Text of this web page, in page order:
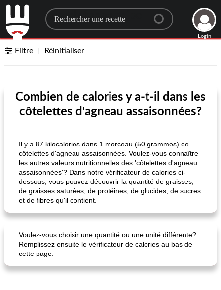
Search for a recipe
Login
Filtre Réinitialiser
Combien de calories y a-t-il dans les
côtelettes d'agneau assaisonnées?
Il y a 87 kilocalories dans 1 morceau (50 grammes) de
côtelettes d'agneau assaisonnées. Voulez-vous connaître
les autres valeurs nutritionnelles des 'côtelettes d'agneau
assaisonnées'? Dans notre vérificateur de calories ci-
dessous, vous pouvez découvrir la quantité de graisses,
de graisses saturées, de protéines, de glucides, de sucres
et de fibres qu'il contient.
Voulez-vous choisir une quantité ou une unité différente?
Remplissez ensuite le vérificateur de calories au bas de
cette page.